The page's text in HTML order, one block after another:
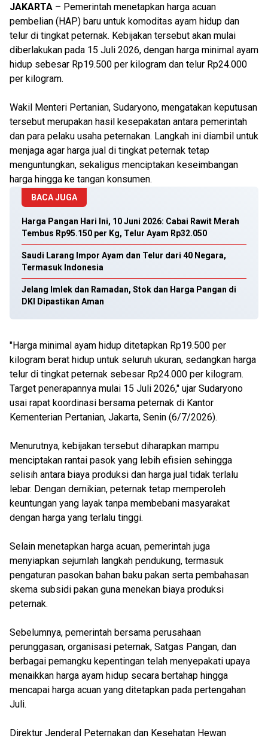
JAKARTA – Pemerintah menetapkan harga acuan
pembelian (HAP) baru untuk komoditas ayam hidup dan
telur di tingkat peternak. Kebijakan tersebut akan mulai
diberlakukan pada 15 Juli 2026, dengan harga minimal ayam
hidup sebesar Rp19.500 per kilogram dan telur Rp24.000
per kilogram.
Wakil Menteri Pertanian, Sudaryono, mengatakan keputusan
tersebut merupakan hasil kesepakatan antara pemerintah
dan para pelaku usaha peternakan. Langkah ini diambil untuk
menjaga agar harga jual di tingkat peternak tetap
menguntungkan, sekaligus menciptakan keseimbangan
harga hingga ke tangan konsumen.
BACA JUGA
Harga Pangan Hari Ini, 10 Juni 2026: Cabai Rawit Merah
Tembus Rp95.150 per Kg, Telur Ayam Rp32.050
Saudi Larang Impor Ayam dan Telur dari 40 Negara,
Termasuk Indonesia
Jelang Imlek dan Ramadan, Stok dan Harga Pangan di
DKI Dipastikan Aman
"Harga minimal ayam hidup ditetapkan Rp19.500 per
kilogram berat hidup untuk seluruh ukuran, sedangkan harga
telur di tingkat peternak sebesar Rp24.000 per kilogram.
Target penerapannya mulai 15 Juli 2026," ujar Sudaryono
usai rapat koordinasi bersama peternak di Kantor
Kementerian Pertanian, Jakarta, Senin (6/7/2026).
Menurutnya, kebijakan tersebut diharapkan mampu
menciptakan rantai pasok yang lebih efisien sehingga
selisih antara biaya produksi dan harga jual tidak terlalu
lebar. Dengan demikian, peternak tetap memperoleh
keuntungan yang layak tanpa membebani masyarakat
dengan harga yang terlalu tinggi.
Selain menetapkan harga acuan, pemerintah juga
menyiapkan sejumlah langkah pendukung, termasuk
pengaturan pasokan bahan baku pakan serta pembahasan
skema subsidi pakan guna menekan biaya produksi
peternak.
Sebelumnya, pemerintah bersama perusahaan
perunggasan, organisasi peternak, Satgas Pangan, dan
berbagai pemangku kepentingan telah menyepakati upaya
menaikkan harga ayam hidup secara bertahap hingga
mencapai harga acuan yang ditetapkan pada pertengahan
Juli.
Direktur Jenderal Peternakan dan Kesehatan Hewan